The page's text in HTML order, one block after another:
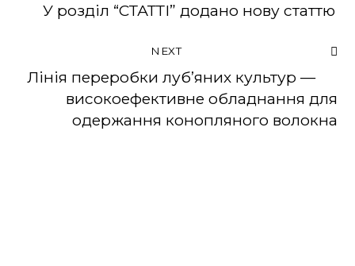
У розділ “СТАТТІ” додано нову статтю
NEXT
Лінія переробки луб’яних культур —
високоефективне обладнання для
одержання конопляного волокна